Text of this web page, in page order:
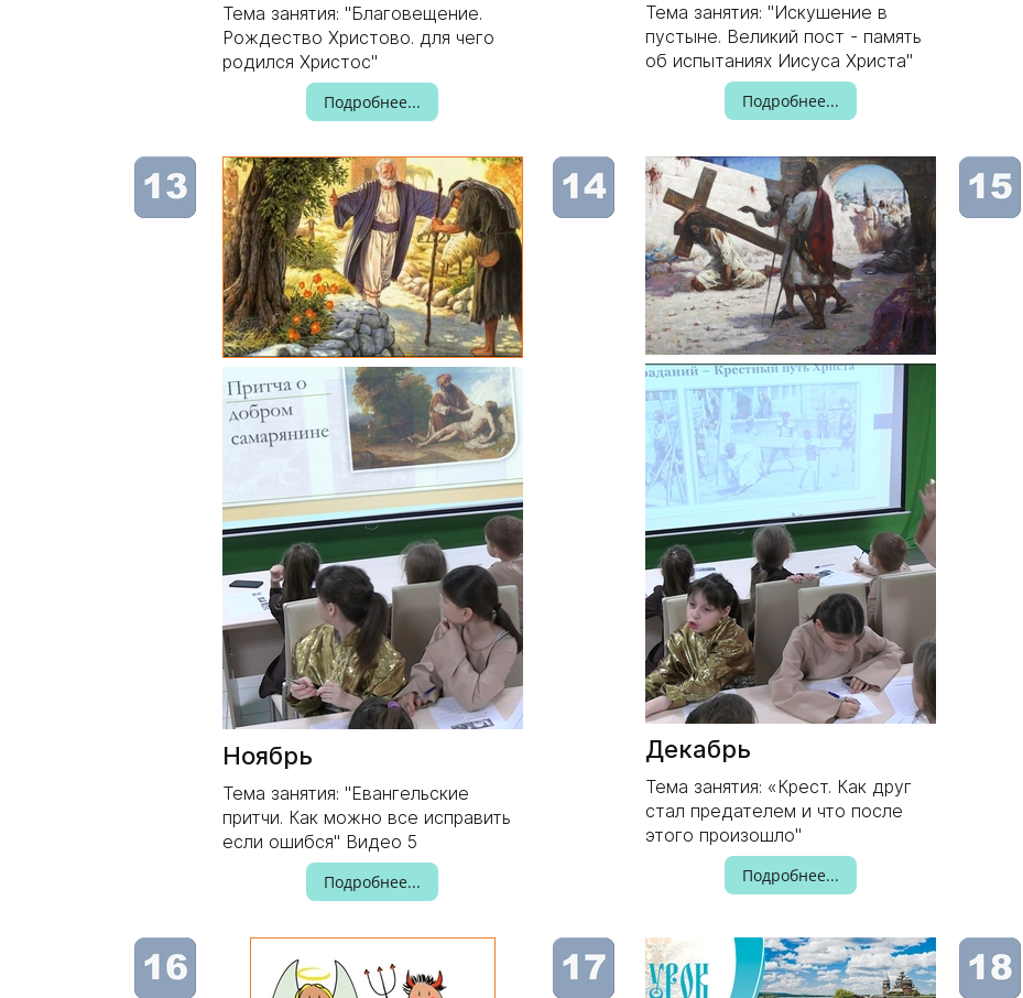
Тема занятия: "Благовещение.
Рождество Христово. для чего
родился Христос"
Подробнее...
Тема занятия: "Искушение в
пустыне. Великий пост - память
об испытаниях Иисуса Христа"
Подробнее...
Ноябрь
Тема занятия: "Евангельские
притчи. Как можно все исправить
если ошибся" Видео 5
Подробнее...
Декабрь
Тема занятия: «Крест. Как друг
стал предателем и что после
этого произошло"
Подробнее...